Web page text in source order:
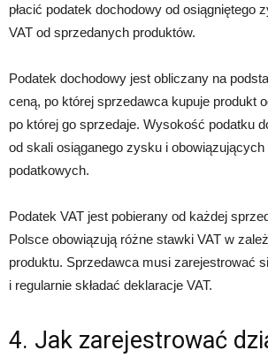
płacić podatek dochodowy od osiągniętego
VAT od sprzedanych produktów.
Podatek dochodowy jest obliczany na
ceną, po której sprzedawca kupuje produkt
po której go sprzedaje. Wysokość podatku
od skali osiąganego zysku i obowiązujących
podatkowych.
Podatek VAT jest pobierany od każdej
Polsce obowiązują różne stawki VAT w
produktu. Sprzedawca musi zarejestrować
i regularnie składać deklaracje VAT.
4. Jak zarejestrować